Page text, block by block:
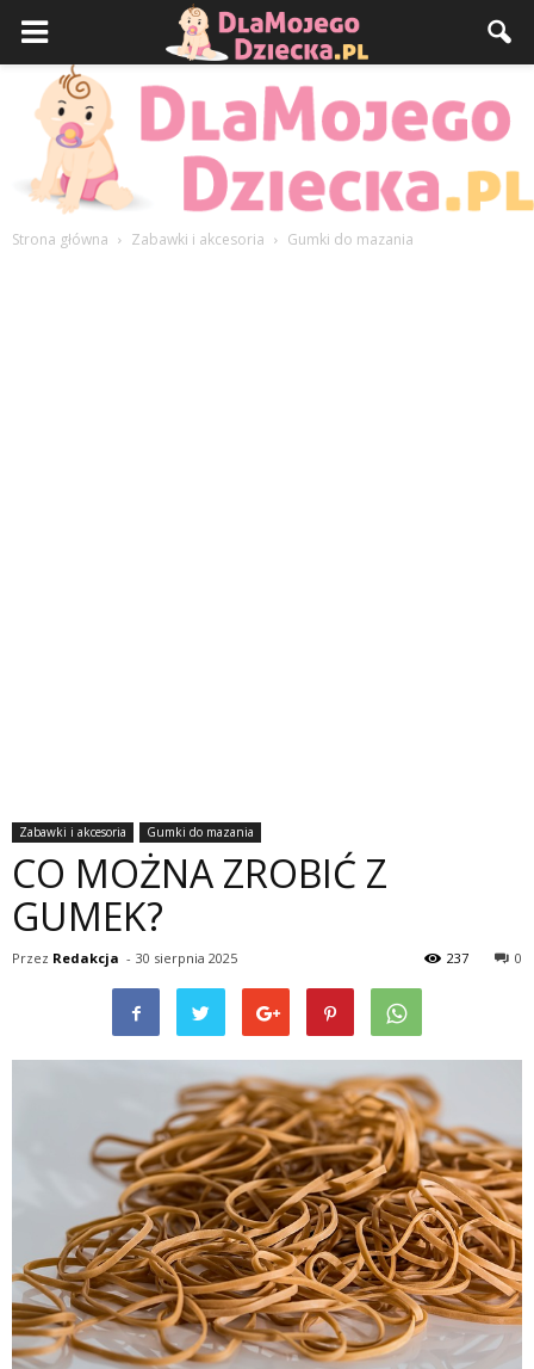
Strona główna Zabawki i akcesoria Gumki do mazania
Zabawki i akcesoria Gumki do mazania
CO MOŻNA ZROBIĆ Z
GUMEK?
Przez Redakcja - 30 sierpnia 2025 0
237